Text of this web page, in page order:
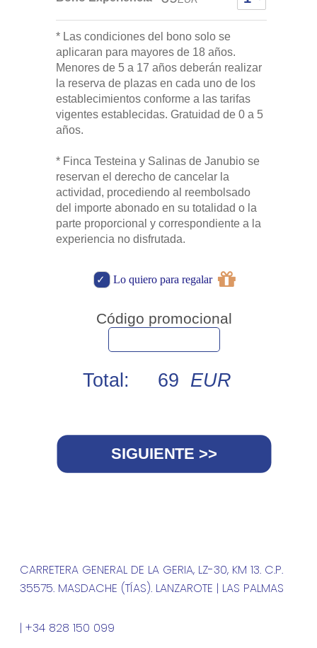
CARRETERA GENERAL DE LA GERIA, LZ-30, KM 13. C.P.
35575. MASDACHE (TÍAS). LANZAROTE | LAS PALMAS
| +34 828 150 099